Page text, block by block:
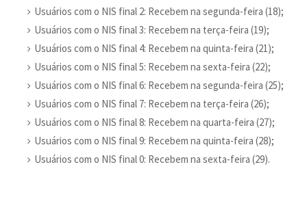
Usuários com o NIS final 2: Recebem na segunda-feira (18);
Usuários com o NIS final 3: Recebem na terça-feira (19);
Usuários com o NIS final 4: Recebem na quinta-feira (21);
Usuários com o NIS final 5: Recebem na sexta-feira (22);
Usuários com o NIS final 6: Recebem na segunda-feira (25);
Usuários com o NIS final 7: Recebem na terça-feira (26);
Usuários com o NIS final 8: Recebem na quarta-feira (27);
Usuários com o NIS final 9: Recebem na quinta-feira (28);
Usuários com o NIS final 0: Recebem na sexta-feira (29).